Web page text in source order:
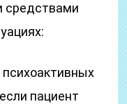
средствами
пациент